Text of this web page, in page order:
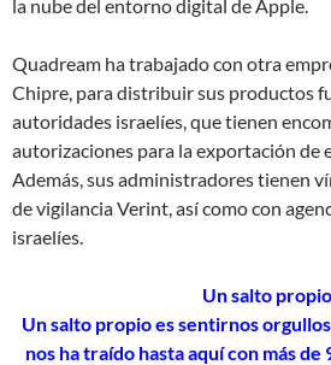
la nube del entorno digital de Apple.
Quadream ha trabajado con otra
Chipre, para distribuir sus productos
autoridades israelíes, que tienen
autorizaciones para la exportación de
Además, sus administradores tienen
de vigilancia Verint, así como con
israelíes.
Un salto propio.
Un salto propio es sentirnos
nos ha traído hasta aquí con más de